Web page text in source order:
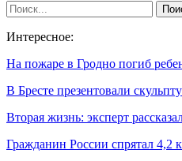
Интересное:
На пожаре в Гродно погиб
В Бресте презентовали
Вторая жизнь: эксперт
Гражданин России спрятал